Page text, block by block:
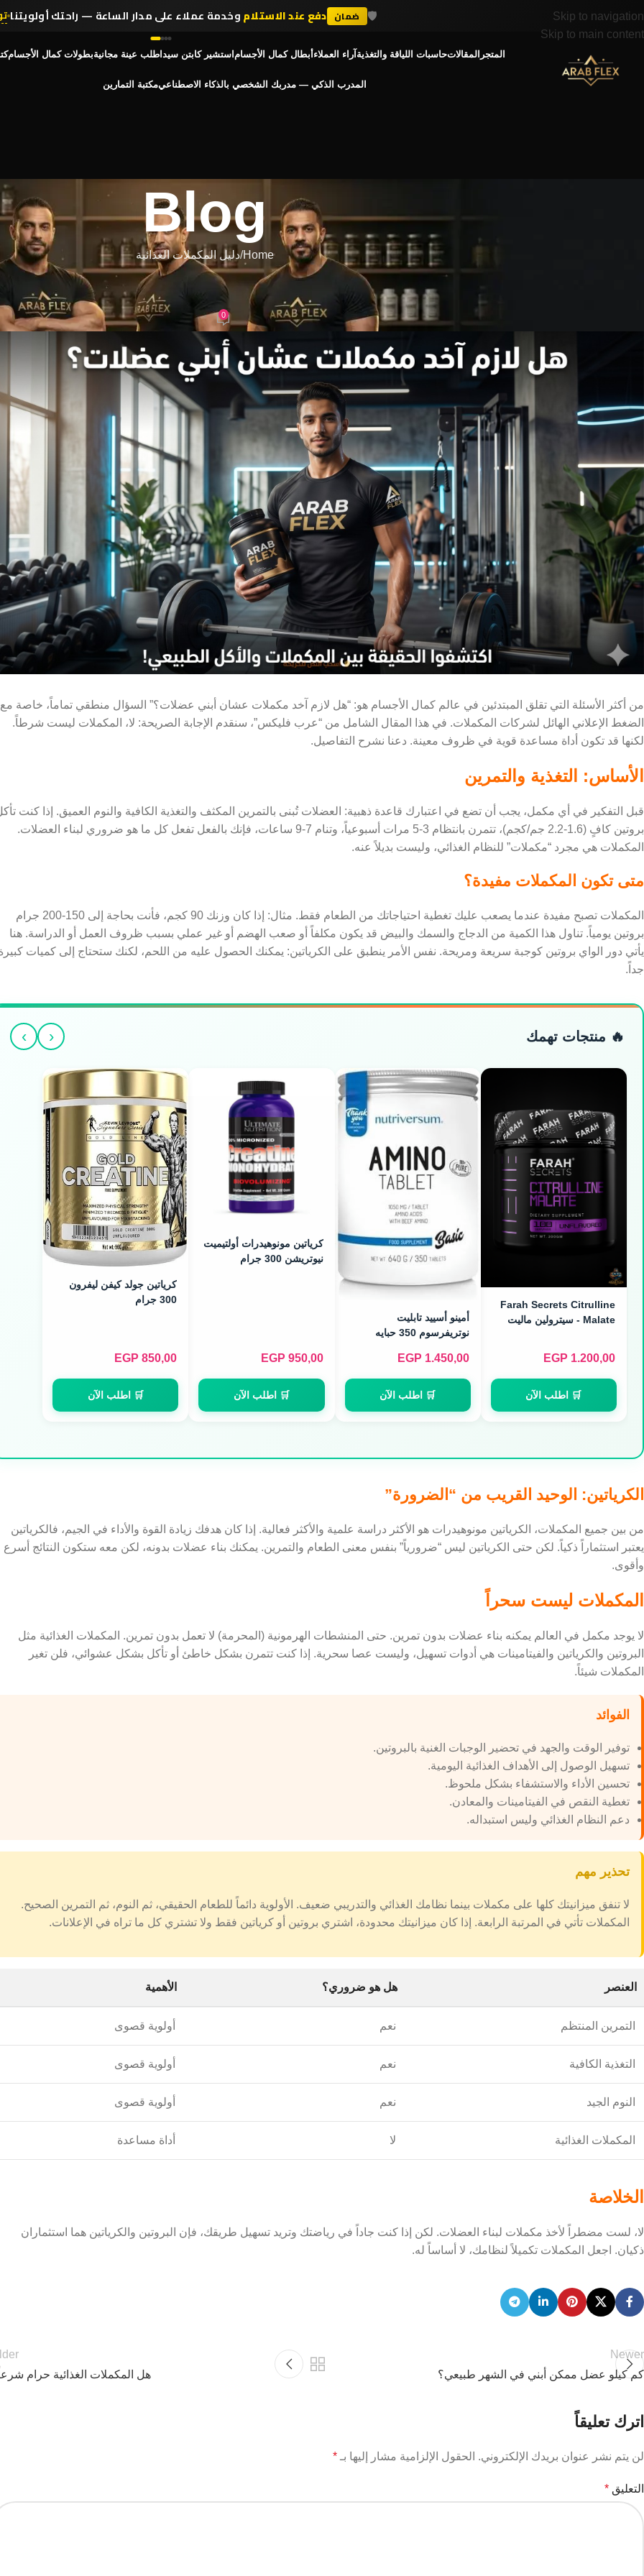
Skip to navigation
Skip to main content
المتجر المقالاتحاسبات اللياقة والتغذيةآراء العملاءأبطال كمال الأجساماستشير كابتن سيداطلب عينة مجانيةبطولات كمال الأجسام
المدرب الذكي — مدربك الشخصي بالذكاء الاصطناعيمكتبة التمارين
Blog
Home دليل المكملات الغذائية
دليل المكملات الغذائية
هل لازم آخد مكملات عشان أبني عضلات؟
Posted by
adminOn أبريل 23, 2026
0
من أكثر الأسئلة التي تقلق المبتدئين في عالم كمال الأجسام هو: “هل لازم آخد مكملات عشان أبني عضلات؟” السؤال منطقي تماماً، خاصة مع
الضغط الإعلاني الهائل لشركات المكملات. في هذا المقال الشامل من “عرب فليكس”، سنقدم الإجابة الصريحة: لا، المكملات ليست شرطاً.
لكنها قد تكون أداة مساعدة قوية في ظروف معينة. دعنا نشرح التفاصيل.
الأساس: التغذية والتمرين
قبل التفكير في أي مكمل، يجب أن تضع في اعتبارك قاعدة ذهبية: العضلات تُبنى بالتمرين المكثف والتغذية الكافية والنوم العميق. إذا كنت
بروتين كافٍ (1.6-2.2 جم/كجم)، تتمرن بانتظام 3-5 مرات أسبوعياً، وتنام 7-9 ساعات، فإنك بالفعل تفعل كل ما هو ضروري لبناء العضلات.
المكملات هي مجرد “مكملات” للنظام الغذائي، وليست بديلاً عنه.
متى تكون المكملات مفيدة؟
المكملات تصبح مفيدة عندما يصعب عليك تغطية احتياجاتك من الطعام فقط. مثال: إذا كان وزنك 90 كجم، فأنت بحاجة إلى 150-200 جرام
بروتين يومياً. تناول هذا الكمية من الدجاج والسمك والبيض قد يكون مكلفاً أو صعب الهضم أو غير عملي بسبب ظروف العمل أو الدراسة. هنا
يأتي دور الواي بروتين كوجبة سريعة ومريحة. نفس الأمر ينطبق على الكرياتين: يمكنك الحصول عليه من اللحم، لكنك ستحتاج إلى كميات
جداً.
🔥 منتجات تهمك ‹
›
Farah Secrets Citrulline
Malate - سيترولين ماليت
1.200,00
EGP
🛒 اطلب الآن
أمينو أسييد تابليت
نوتريفرسوم 350 حبايه
1.450,00
EGP
🛒 اطلب الآن
كرياتين مونوهيدرات أولتيميت
نيوتريشن 300 جرام
950,00
EGP
🛒 اطلب الآن
كرياتين جولد كيفن ليفرون
300 جرام
850,00
EGP
🛒 اطلب الآن
الكرياتين: الوحيد القريب من “الضرورة”
من بين جميع المكملات، الكرياتين مونوهيدرات هو الأكثر دراسة علمية والأكثر فعالية. إذا كان هدفك زيادة القوة والأداء في الجيم، فالكرياتين
يعتبر استثماراً ذكياً. لكن حتى الكرياتين ليس “ضرورياً” بنفس معنى الطعام والتمرين. يمكنك بناء عضلات بدونه، لكن معه ستكون النتائج أسرع
وأقوى.
المكملات ليست سحراً
لا يوجد مكمل في العالم يمكنه بناء عضلات بدون تمرين. حتى المنشطات الهرمونية (المحرمة) لا تعمل بدون تمرين. المكملات الغذائية مثل
البروتين والكرياتين والفيتامينات هي أدوات تسهيل، وليست عصا سحرية. إذا كنت تتمرن بشكل خاطئ أو تأكل بشكل عشوائي، فلن تغير
المكملات شيئاً.
الفوائد
توفير الوقت والجهد في تحضير الوجبات الغنية بالبروتين.
تسهيل الوصول إلى الأهداف الغذائية اليومية.
تحسين الأداء والاستشفاء بشكل ملحوظ.
تغطية النقص في الفيتامينات والمعادن.
دعم النظام الغذائي وليس استبداله.
تحذير مهم
لا تنفق ميزانيتك كلها على مكملات بينما نظامك الغذائي والتدريبي ضعيف. الأولوية دائماً للطعام الحقيقي، ثم النوم، ثم التمرين الصحيح.
المكملات تأتي في المرتبة الرابعة. إذا كان ميزانيتك محدودة، اشتري بروتين أو كرياتين فقط ولا تشتري كل ما تراه في الإعلانات.
العنصر هل هو ضروري؟ الأهمية
التمرين المنتظم نعم أولوية قصوى
التغذية الكافية نعم أولوية قصوى
النوم الجيد نعم أولوية قصوى
المكملات الغذائية لا أداة مساعدة
الخلاصة
لا، لست مضطراً لأخذ مكملات لبناء العضلات. لكن إذا كنت جاداً في رياضتك وتريد تسهيل طريقك، فإن البروتين والكرياتين هما استثماران
ذكيان. اجعل المكملات تكميلاً لنظامك، لا أساساً له.
Newer
كم كيلو عضل ممكن أبني في الشهر طبيعي؟
هل المكملات الغذائية حرام
اترك تعليقاً
لن يتم نشر عنوان بريدك الإلكتروني. الحقول الإلزامية مشار إليها بـ *
التعليق *
🛡️ ضمان دفع عند الاستلاموخدمة عملاء على مدار الساعة — راحتك أولويتنا